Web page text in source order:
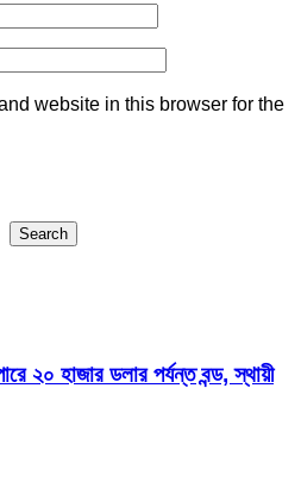
website in this browser for the
Search
২০ হাজার ডলার পর্যন্ত বন্ড, স্থায়ী